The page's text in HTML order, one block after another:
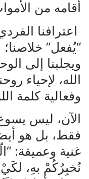
أقامه من
اعترافنا
“يُفعل” خلاصنا؛
ويجلبنا إلى
الله، لإحياء
وفعالية كلمة
الآن، ليس
فقط، بل هو
غنية وعميقة:
نُخبِرُكُمْ بهِ،